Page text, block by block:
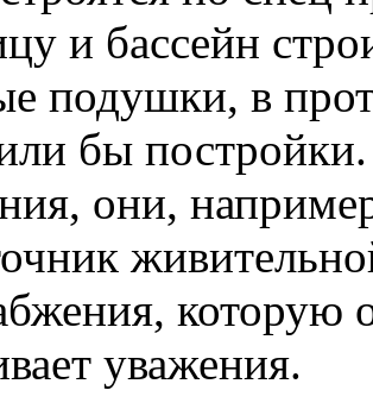
и бассейн
подушки, в
бы
они,
которую
уважения.